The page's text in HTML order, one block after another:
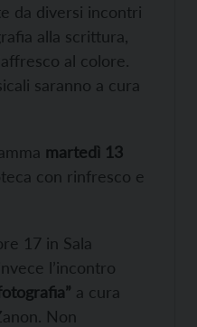
da diversi incontri
alla scrittura,
al colore.
saranno a cura
martedì 13
con rinfresco e
17 in Sala
l’incontro
a cura
Non